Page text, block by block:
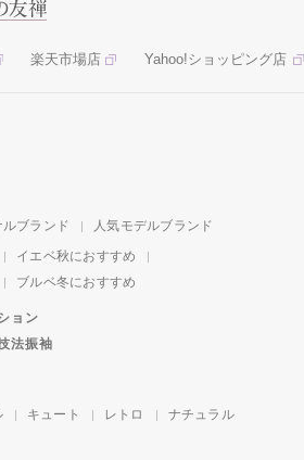
楽天市場店 Yahoo!ショッピング店
ルブランド
人気モデルブランド
イエベ秋におすすめ
ブルベ冬におすすめ
ョン
法振袖
キュート レトロ ナチュラル